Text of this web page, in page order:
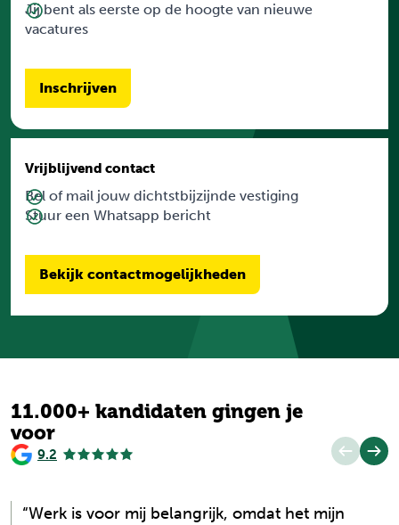
Jij bent als eerste op de hoogte van nieuwe
vacatures
Inschrijven
Vrijblijvend contact
Bel of mail jouw dichtstbijzijnde vestiging
Stuur een Whatsapp bericht
Bekijk contactmogelijkheden
11.000+ kandidaten gingen je
voor
9.2
“Werk is voor mij belangrijk, omdat het mijn